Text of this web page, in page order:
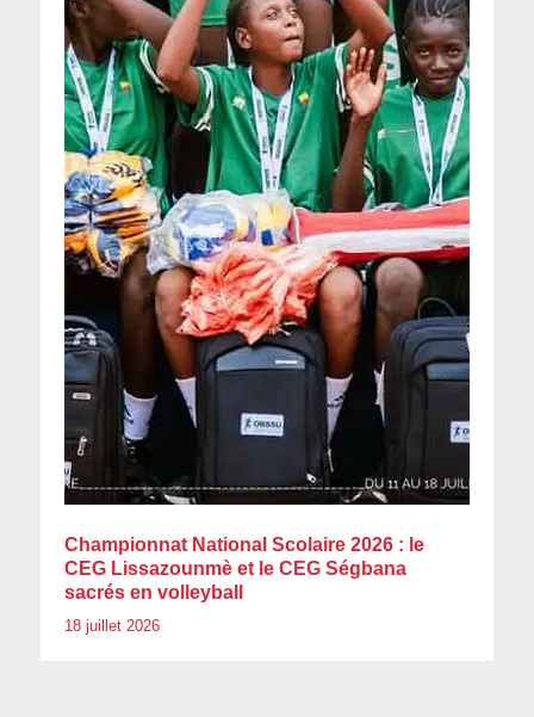
Championnat National Scolaire 2026 : le
CEG Lissazounmè et le CEG Ségbana
sacrés en volleyball
18 juillet 2026